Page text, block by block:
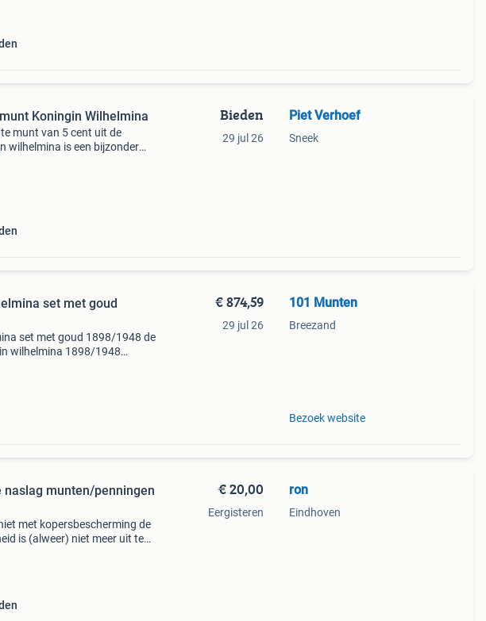
Koningin Wilhelmina
munt van 5 cent uit de
wilhelmina is een bijzonder
Bieden
29 jul 26
Piet Verhoef
Sneek
set met goud
set met goud 1898/1948 de
wilhelmina 1898/1948
€ 874,59
29 jul 26
101 Munten
Breezand
Bezoek website
naslag munten/penningen
met kopersbescherming de
is (alweer) niet meer uit te
€ 20,00
Eergisteren
ron
Eindhoven